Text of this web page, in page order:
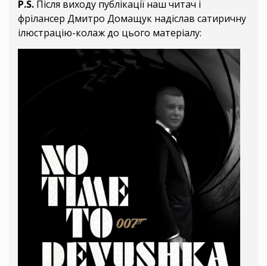
P.S. Після виходу публікації наш читач і
фрілансер Дмитро Домащук надіслав сатиричну
ілюстрацію-колаж до цього матеріалу: